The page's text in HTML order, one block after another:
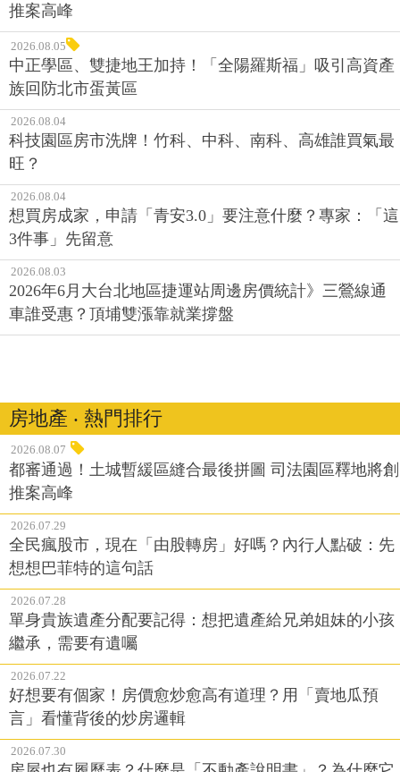
推案高峰
2026.08.05
中正學區、雙捷地王加持！「全陽羅斯福」吸引高資產
族回防北市蛋黃區
2026.08.04
科技園區房市洗牌！竹科、中科、南科、高雄誰買氣最
旺？
2026.08.04
想買房成家，申請「青安3.0」要注意什麼？專家：「這
3件事」先留意
2026.08.03
2026年6月大台北地區捷運站周邊房價統計》三鶯線通
車誰受惠？頂埔雙漲靠就業撐盤
房地產 ‧ 熱門排行
2026.08.07
都審通過！土城暫緩區縫合最後拼圖 司法園區釋地將創
推案高峰
2026.07.29
全民瘋股市，現在「由股轉房」好嗎？內行人點破：先
想想巴菲特的這句話
2026.07.28
單身貴族遺產分配要記得：想把遺產給兄弟姐妹的小孩
繼承，需要有遺囑
2026.07.22
好想要有個家！房價愈炒愈高有道理？用「賣地瓜預
言」看懂背後的炒房邏輯
2026.07.30